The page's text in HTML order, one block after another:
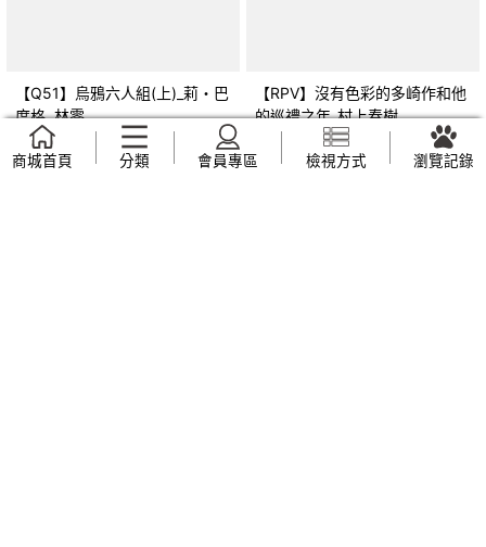
【Q51】烏鴉六人組(上)_莉・巴
度格, 林零
NT$
【RPV】沒有色彩的多崎作和他
的巡禮之年_村上春樹
49
商城首頁 分類 會員專區 檢視方式 瀏覽記錄